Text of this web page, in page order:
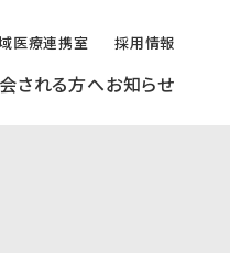
医療連携室 採用情報
される方へお知らせ